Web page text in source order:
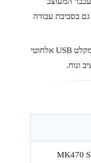
בסביבת עבודה
החיבור מתבצע באמצעות מקלט USB אלחוטי
MK470